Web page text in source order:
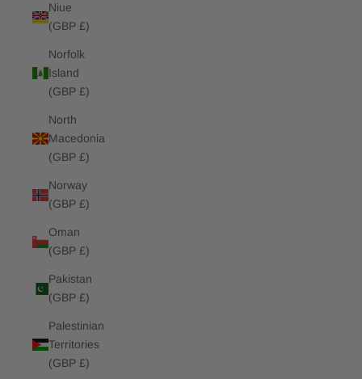
Niue
(GBP £)
Norfolk
Island
(GBP £)
North
Macedonia
(GBP £)
Norway
(GBP £)
Oman
(GBP £)
Pakistan
(GBP £)
Palestinian
Territories
(GBP £)